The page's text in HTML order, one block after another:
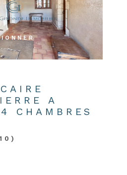
A
CHAMBRES
LE BIEN